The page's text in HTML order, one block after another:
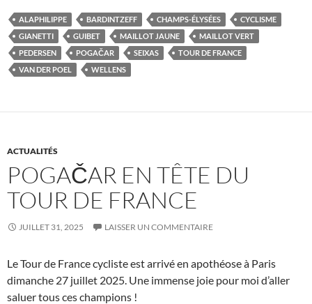
ALAPHILIPPE BARDINTZEFF CHAMPS-ÉLYSÉES
CYCLISME
GIANETTI
GUIBET MAILLOT JAUNE
MAILLOT VERT
PEDERSEN
POGAČAR SEIXAS
TOUR DE FRANCE
VAN DER POEL
WELLENS
ACTUALITÉS
POGAČAR EN TÊTE DU
TOUR DE FRANCE
JUILLET 31, 2025 LAISSER UN COMMENTAIRE
Le Tour de France cycliste est arrivé en apothéose à Paris
dimanche 27 juillet 2025. Une immense joie pour moi d’aller
saluer tous ces champions !